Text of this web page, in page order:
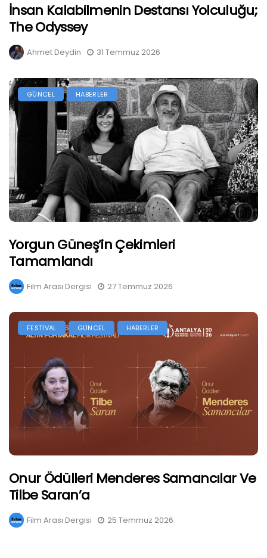
İnsan Kalabilmenin Destansı Yolculuğu;
The Odyssey
Ahmet Deydin 31 Temmuz 2026
GÜNCEL HABERLER
Yorgun Güneş’in Çekimleri
Tamamlandı
Film Arası Dergisi 27 Temmuz 2026
FESTİVAL GÜNCEL HABERLER
Onur Ödülleri Menderes Samancılar Ve
Tilbe Saran’a
Film Arası Dergisi 25 Temmuz 2026